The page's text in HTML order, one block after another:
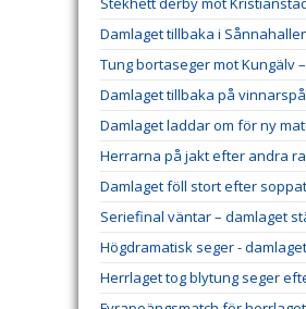
Damlaget tillbaka i
Tung bortaseger mot
Damlaget tillbaka på
Damlaget laddar om för ny
Herrarna på jakt efter andra
Damlaget föll stort efter
Seriefinal väntar – damlaget
Högdramatisk seger -
Herrlaget tog blytung seger